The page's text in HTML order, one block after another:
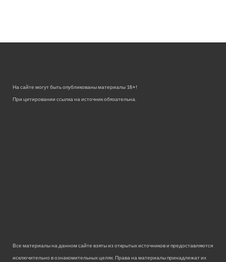
На сайте могут быть опубликованы материалы 18+!
При цитировании ссылка на источник обязательна.
Все материалы на данном сайте взяты из открытых источников и предоставляются
исключительно в ознакомительных целях. Права на материалы принадлежат их